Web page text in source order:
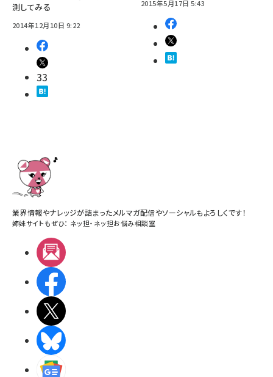
測してみる
2014年12月10日 9:22
33
2015年5月17日 5:43
業界情報やナレッジが詰まったメルマガ配信やソーシャルもよろしくです！
姉妹サイトもぜひ： ネッ担・ ネッ担お悩み相談室